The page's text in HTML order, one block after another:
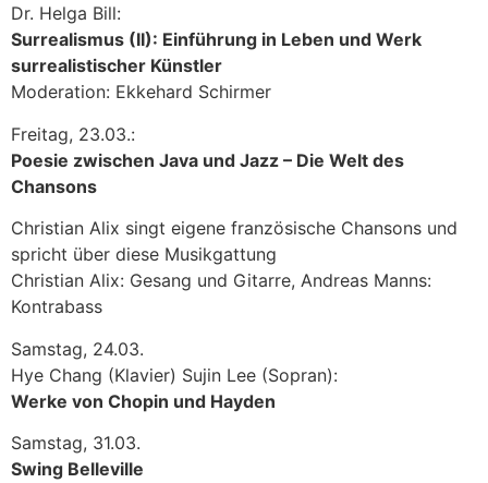
Dr. Helga Bill:
Surrealismus (II): Einführung in Leben und Werk
surrealistischer Künstler
Moderation: Ekkehard Schirmer
Freitag, 23.03.:
Poesie zwischen Java und Jazz – Die Welt des
Chansons
Christian Alix singt eigene französische Chansons und
spricht über diese Musikgattung
Christian Alix: Gesang und Gitarre, Andreas Manns:
Kontrabass
Samstag, 24.03.
Hye Chang (Klavier) Sujin Lee (Sopran):
Werke von Chopin und Hayden
Samstag, 31.03.
Swing Belleville